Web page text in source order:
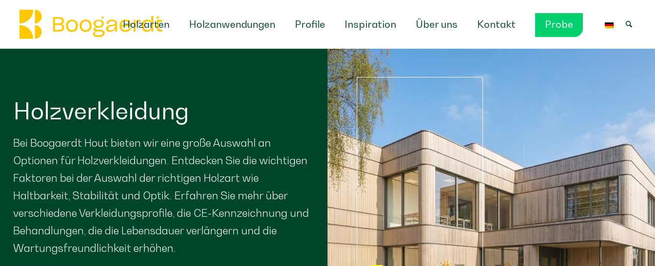
Holzarten Holzanwendungen Profile Inspiration Über uns Kontakt Probe
Holzverkleidung
Bei Boogaerdt Hout bieten wir eine große Auswahl an
Optionen für Holzverkleidungen. Entdecken Sie die wichtigen
Faktoren bei der Auswahl der richtigen Holzart wie
Haltbarkeit, Stabilität und Optik. Erfahren Sie mehr über
verschiedene Verkleidungsprofile, die CE-Kennzeichnung und
Behandlungen, die die Lebensdauer verlängern und die
Wartungsfreundlichkeit erhöhen.